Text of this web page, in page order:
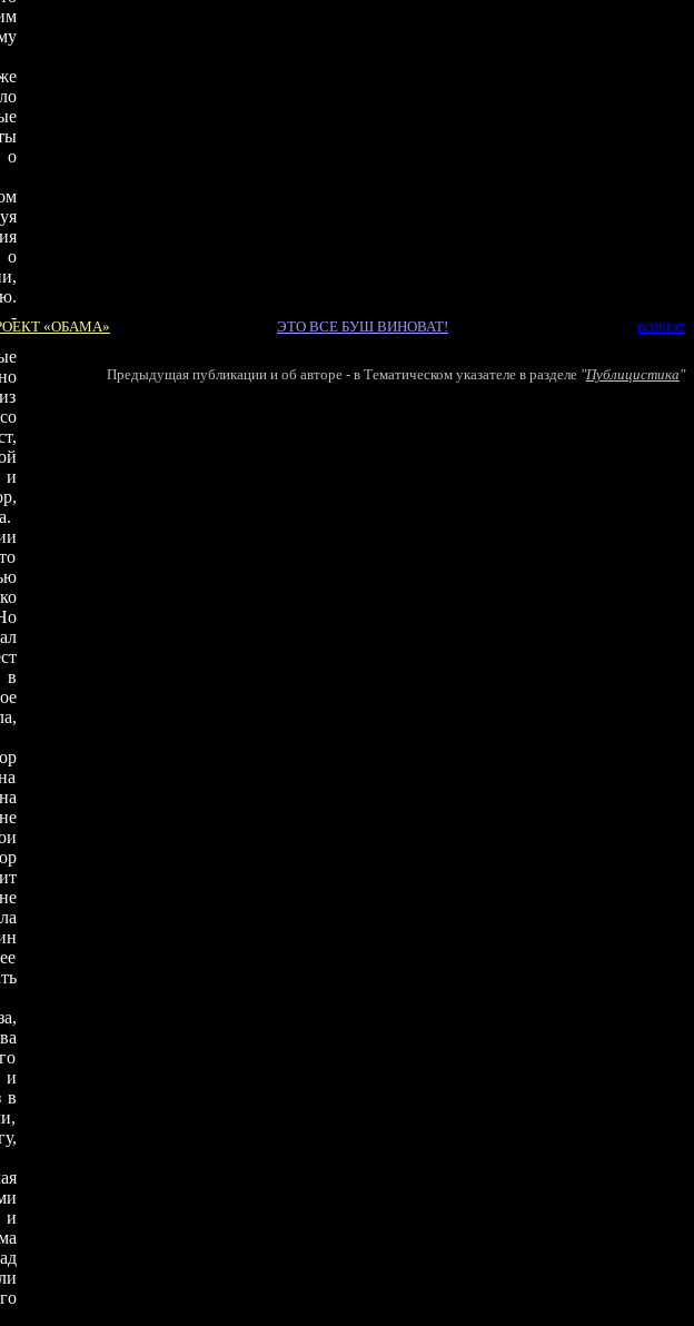
о
о
-
и
в
и
в
и
«ОБАМА» ЭТО ВСЕ БУШ ВИНОВАТ! ВОЗВРАТ
Предыдущая публикации и об авторе - в Тематическом указателе в разделе "Публицистика"